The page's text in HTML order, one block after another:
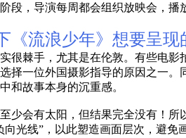
段，导演每周都会组织放映会，播
《流浪少年》想要呈现
很棘手，尤其是在伦敦。有些电
择一位外国摄影指导的原因之一
和故事本身的沉重感。
少会有太阳，但结果完全没有！
光线”，以此塑造画面层次，避免